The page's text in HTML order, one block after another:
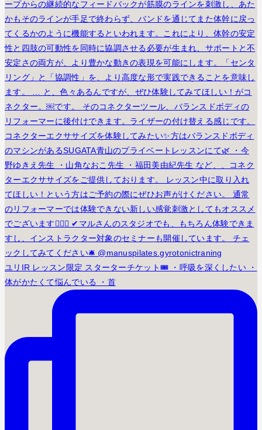
ユリIR レッスン限定 スターターチケット🎟️ ・呼吸を深くしたい ・
体がかたくて悩んでいる ・首